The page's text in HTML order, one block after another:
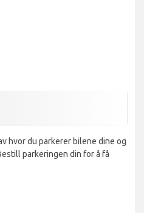
hvor du parkerer bilene dine og
parkeringen din for å få